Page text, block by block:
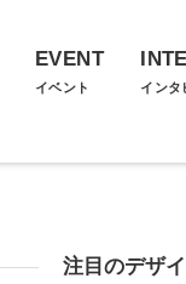
EVENT
イベント インタ
注目のデザ